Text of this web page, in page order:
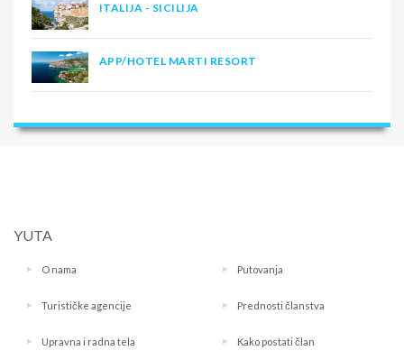
ITALIJA - SICILIJA
APP/HOTEL MARTI RESORT
YUTA
O nama Putovanja
Turističke agencije Prednosti članstva
Upravna i radna tela Kako postati član